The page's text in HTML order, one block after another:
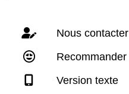
Nous contacter
Recommander
Version texte